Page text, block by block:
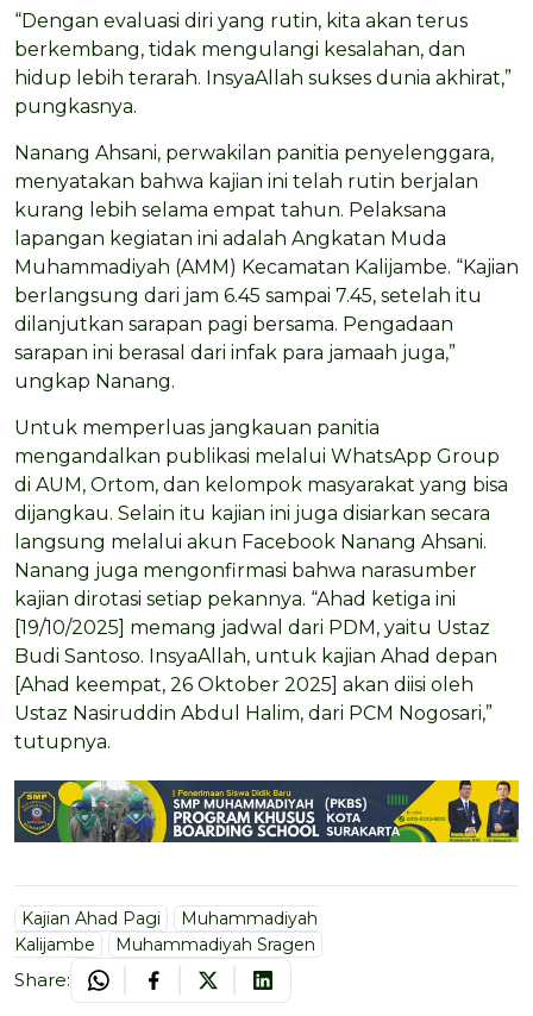
“Dengan evaluasi diri yang rutin, kita akan terus
berkembang, tidak mengulangi kesalahan, dan
hidup lebih terarah. InsyaAllah sukses dunia akhirat,”
pungkasnya.
Nanang Ahsani, perwakilan panitia penyelenggara,
menyatakan bahwa kajian ini telah rutin berjalan
kurang lebih selama empat tahun. Pelaksana
lapangan kegiatan ini adalah Angkatan Muda
Muhammadiyah (AMM) Kecamatan Kalijambe. “Kajian
berlangsung dari jam 6.45 sampai 7.45, setelah itu
dilanjutkan sarapan pagi bersama. Pengadaan
sarapan ini berasal dari infak para jamaah juga,”
ungkap Nanang.
Untuk memperluas jangkauan panitia
mengandalkan publikasi melalui WhatsApp Group
di AUM, Ortom, dan kelompok masyarakat yang bisa
dijangkau. Selain itu kajian ini juga disiarkan secara
langsung melalui akun Facebook Nanang Ahsani.
Nanang juga mengonfirmasi bahwa narasumber
kajian dirotasi setiap pekannya. “Ahad ketiga ini
[19/10/2025] memang jadwal dari PDM, yaitu Ustaz
Budi Santoso. InsyaAllah, untuk kajian Ahad depan
[Ahad keempat, 26 Oktober 2025] akan diisi oleh
Ustaz Nasiruddin Abdul Halim, dari PCM Nogosari,”
tutupnya.
Kajian Ahad Pagi
Muhammadiyah
Kalijambe
Muhammadiyah Sragen
Share: